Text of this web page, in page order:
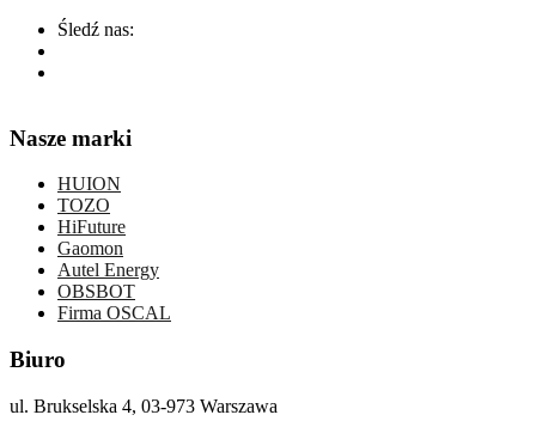
Śledź nas:
Nasze marki
HUION
TOZO
HiFuture
Gaomon
Autel Energy
OBSBOT
Firma OSCAL
Biuro
ul. Brukselska 4, 03-973 Warszawa